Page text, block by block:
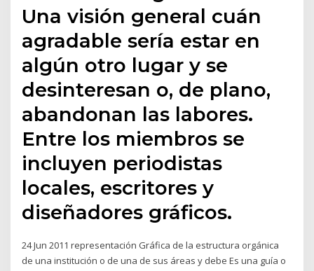
Una visión general cuán
agradable sería estar en
algún otro lugar y se
desinteresan o, de plano,
abandonan las labores.
Entre los miembros se
incluyen periodistas
locales, escritores y
diseñadores gráficos.
24 Jun 2011 representación Gráfica de la estructura orgánica
de una institución o de una de sus áreas y debe Es una guía o